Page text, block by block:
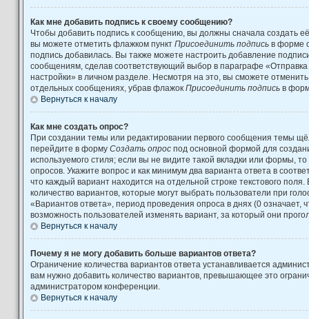
Как мне добавить подпись к своему сообщению?
Чтобы добавить подпись к сообщению, вы должны сначала создать
вы можете отметить флажком пункт Присоединить подпись в форме
подпись добавилась. Вы также можете настроить добавление
сообщениям, сделав соответствующий выбор в параграфе
настройки» в личном разделе. Несмотря на это, вы сможете
отдельных сообщениях, убрав флажок Присоединить подпись в
Вернуться к началу
Как мне создать опрос?
При создании темы или редактировании первого сообщения темы
перейдите в форму Создать опрос под основной формой для
используемого стиля; если вы не видите такой вкладки или формы,
опросов. Укажите вопрос и как минимум два варианта ответа в
что каждый вариант находится на отдельной строке текстового
количество вариантов, которые могут выбрать пользователи при
«Вариантов ответа», период проведения опроса в днях (0 означает,
возможность пользователей изменять вариант, за который они
Вернуться к началу
Почему я не могу добавить больше вариантов ответа?
Ограничение количества вариантов ответа устанавливается
вам нужно добавить количество вариантов, превышающее это
администратором конференции.
Вернуться к началу